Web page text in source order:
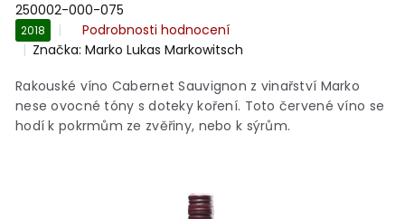
250002-000-075
2018
Průměrné
hodnocení
je
0,0
z
5
Podrobnosti hodnocení
Značka:Marko Lukas Markowitsch
Rakouské víno Cabernet Sauvignon z vinařství Marko
nese ovocné tóny s doteky koření. Toto červené víno se
hodí k pokrmům ze zvěřiny, nebo k sýrům.